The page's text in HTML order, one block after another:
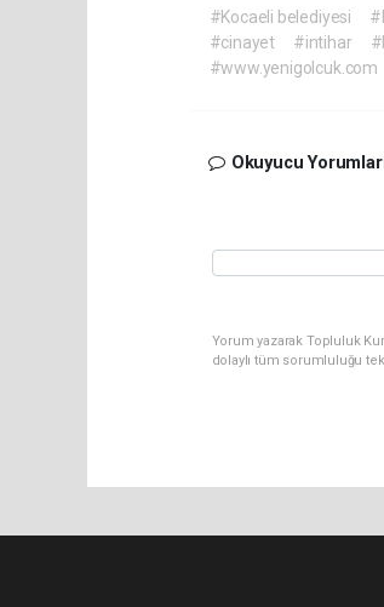
#Kocaeli belediyesi
#cinayet
#intihar
#www.yenigolcuk.com
Okuyucu
Yorum yazarak Topluluk
dolaylı tüm sorumluluğu